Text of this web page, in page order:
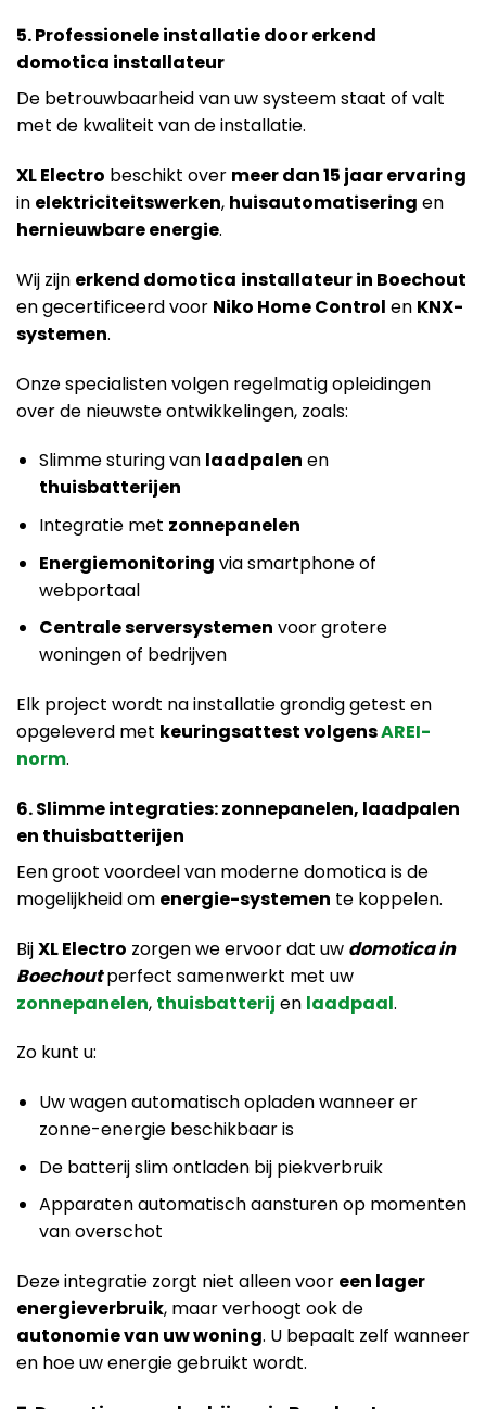
5. Professionele installatie door erkend
domotica installateur
De betrouwbaarheid van uw systeem staat of valt
met de kwaliteit van de installatie.
XL Electro beschikt over meer dan 15 jaar ervaring
in elektriciteitswerken, huisautomatisering en
hernieuwbare energie.
Wij zijn erkend domotica installateur in Boechout
en gecertificeerd voor Niko Home Control en KNX-
systemen.
Onze specialisten volgen regelmatig opleidingen
over de nieuwste ontwikkelingen, zoals:
Slimme sturing van laadpalen en
thuisbatterijen
Integratie met zonnepanelen
Energiemonitoring via smartphone of
webportaal
Centrale serversystemen voor grotere
woningen of bedrijven
Elk project wordt na installatie grondig getest en
opgeleverd met keuringsattest volgensAREI-
norm.
6. Slimme integraties: zonnepanelen, laadpalen
en thuisbatterijen
Een groot voordeel van moderne domotica is de
mogelijkheid om energie-systemen te koppelen.
BijXL Electro zorgen we ervoor dat uw domotica in
Boechoutperfect samenwerkt met uw
zonnepanelen, thuisbatterij en laadpaal.
Zo kunt u:
Uw wagen automatisch opladen wanneer er
zonne-energie beschikbaar is
De batterij slim ontladen bij piekverbruik
Apparaten automatisch aansturen op momenten
van overschot
Deze integratie zorgt niet alleen voor een lager
energieverbruik, maar verhoogt ook de
autonomie van uw woning. U bepaalt zelf wanneer
en hoe uw energie gebruikt wordt.